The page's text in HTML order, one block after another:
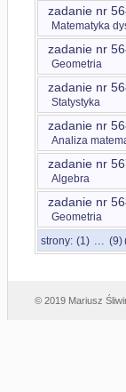
zadanie nr
Matematyka
zadanie nr
Geometria
zadanie nr
Statystyka
zadanie nr
Analiza
zadanie nr
Algebra
zadanie nr
Geometria
strony: (1) ... (9)
© 2019 Mariusz